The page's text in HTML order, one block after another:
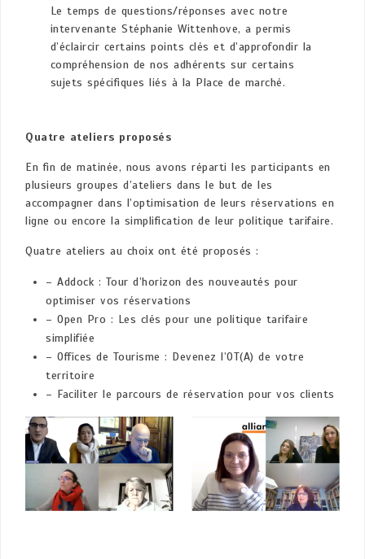
Le temps de questions/réponses avec notre
intervenante Stéphanie Wittenhove, a permis
d’éclaircir certains points clés et d’approfondir la
compréhension de nos adhérents sur certains
sujets spécifiques liés à la Place de marché.
Quatre ateliers proposés
En fin de matinée, nous avons réparti les participants en
plusieurs groupes d’ateliers dans le but de les
accompagner dans l’optimisation de leurs réservations en
ligne ou encore la simplification de leur politique tarifaire.
Quatre ateliers au choix ont été proposés :
– Addock : Tour d’horizon des nouveautés pour
optimiser vos réservations
– Open Pro : Les clés pour une politique tarifaire
simplifiée
– Offices de Tourisme : Devenez l’OT(A) de votre
territoire
– Faciliter le parcours de réservation pour vos clients